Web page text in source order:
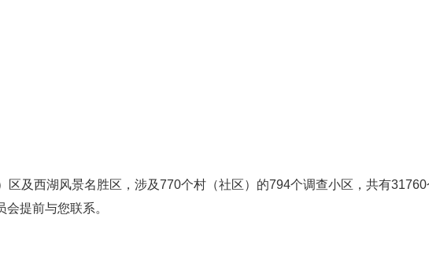
区及西湖风景名胜区，涉及770个村（社区）的794个调查小区，共有
提前与您联系。